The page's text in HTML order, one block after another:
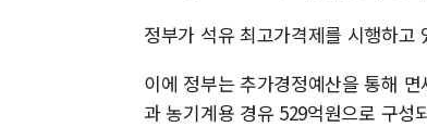
정부가 석유 최고가격제를 시행하
이에 정부는 추가경정예산을 통해
과 농기계용 경유 529억원으로 구성